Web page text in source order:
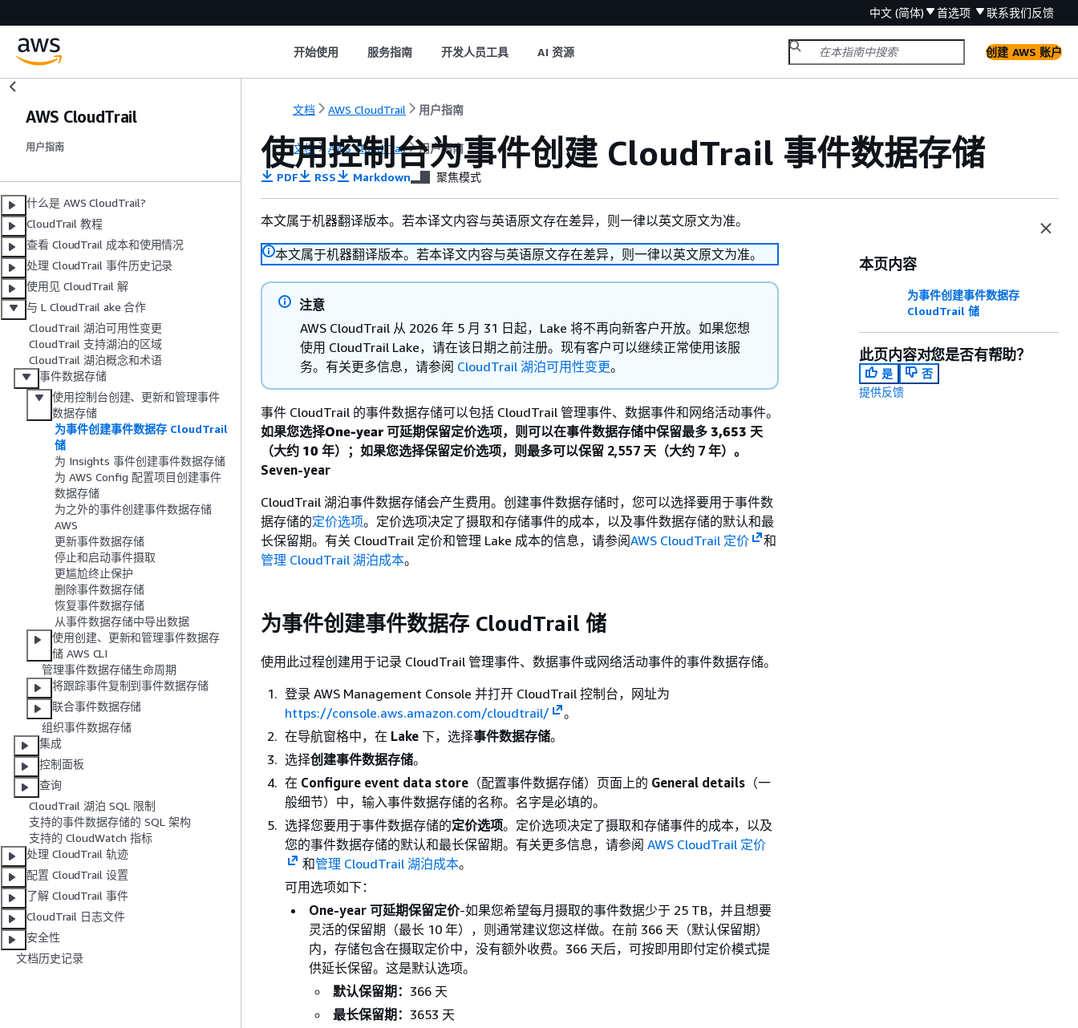
中文 (简体) 首选项 联系我们反馈
开始使用 服务指南 开发人员工具 AI 资源 创建 AWS 账户
AWS CloudTrail
用户指南
什么是 AWS CloudTrail?
CloudTrail 教程
查看 CloudTrail 成本和使用情况
处理 CloudTrail 事件历史记录
使用见 CloudTrail 解
与 L CloudTrail ake 合作
CloudTrail 湖泊可用性变更
CloudTrail 支持湖泊的区域
CloudTrail 湖泊概念和术语
事件数据存储
使用控制台创建、更新和管理事件
数据存储
为事件创建事件数据存 CloudTrail
储
为 Insights 事件创建事件数据存储
为 AWS Config 配置项目创建事件
数据存储
为之外的事件创建事件数据存储
AWS
更新事件数据存储
停止和启动事件摄取
更尴尬终止保护
删除事件数据存储
恢复事件数据存储
从事件数据存储中导出数据
使用创建、更新和管理事件数据存
储 AWS CLI
管理事件数据存储生命周期
将跟踪事件复制到事件数据存储
联合事件数据存储
组织事件数据存储
集成
控制面板
查询
CloudTrail 湖泊 SQL 限制
支持的事件数据存储的 SQL 架构
支持的 CloudWatch 指标
处理 CloudTrail 轨迹
配置 CloudTrail 设置
了解 CloudTrail 事件
CloudTrail 日志文件
安全性
文档历史记录
文档 AWS CloudTrail 用户指南
文档 AWS CloudTrail 用户指南
使用控制台为事件创建 CloudTrail 事件数据存储
PDF RSS Markdown 聚焦模式
本文属于机器翻译版本。若本译文内容与英语原文存在差异，则一律以英文原文为准。
本文属于机器翻译版本。若本译文内容与英语原文存在差异，则一律以英文原文为准。
注意
AWS CloudTrail 从 2026 年 5 月 31 日起，Lake 将不再向新客户开放。如果您想
使用 CloudTrail Lake，请在该日期之前注册。现有客户可以继续正常使用该服
务。有关更多信息，请参阅 CloudTrail 湖泊可用性变更。
事件 CloudTrail 的事件数据存储可以包括 CloudTrail 管理事件、数据事件和网络活动事件。
如果您选择One-year 可延期保留定价选项，则可以在事件数据存储中保留最多 3,653 天
（大约 10 年）；如果您选择保留定价选项，则最多可以保留 2,557 天（大约 7 年）。
Seven-year
CloudTrail 湖泊事件数据存储会产生费用。创建事件数据存储时，您可以选择要用于事件数
据存储的定价选项。定价选项决定了摄取和存储事件的成本，以及事件数据存储的默认和最
长保留期。有关 CloudTrail 定价和管理 Lake 成本的信息，请参阅AWS CloudTrail 定价
和
管理 CloudTrail 湖泊成本。
为事件创建事件数据存 CloudTrail 储
使用此过程创建用于记录 CloudTrail 管理事件、数据事件或网络活动事件的事件数据存储。
登录 AWS Management Console 并打开 CloudTrail 控制台，网址为
https://console.aws.amazon.com/cloudtrail/
。
在导航窗格中，在 Lake 下，选择事件数据存储。
选择创建事件数据存储。
在 Configure event data store （配置事件数据存储）页面上的 General details （一
般细节）中，输入事件数据存储的名称。名字是必填的。
选择您要用于事件数据存储的定价选项。定价选项决定了摄取和存储事件的成本，以及
您的事件数据存储的默认和最长保留期。有关更多信息，请参阅 AWS CloudTrail 定价
和管理 CloudTrail 湖泊成本。
可用选项如下：
One-year 可延期保留定价-如果您希望每月摄取的事件数据少于 25 TB，并且想要
灵活的保留期（最长 10 年），则通常建议您这样做。在前 366 天（默认保留期）
内，存储包含在摄取定价中，没有额外收费。366 天后，可按即用即付定价模式提
供延长保留。这是默认选项。
默认保留期： 366 天
最长保留期： 3653 天
本页内容
为事件创建事件数据存
CloudTrail 储
此页内容对您是否有帮助？
是
否
提供反馈